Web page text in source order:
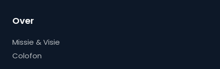
Over
Missie & Visie
Colofon